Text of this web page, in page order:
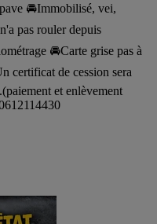
🚘Immobilisé, vei,
pas rouler depuis
🚘Carte grise pas à
certificat de cession sera
et enlèvement